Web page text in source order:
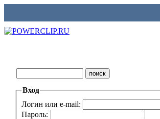
Вход
Логин или e-mail:
Пароль: